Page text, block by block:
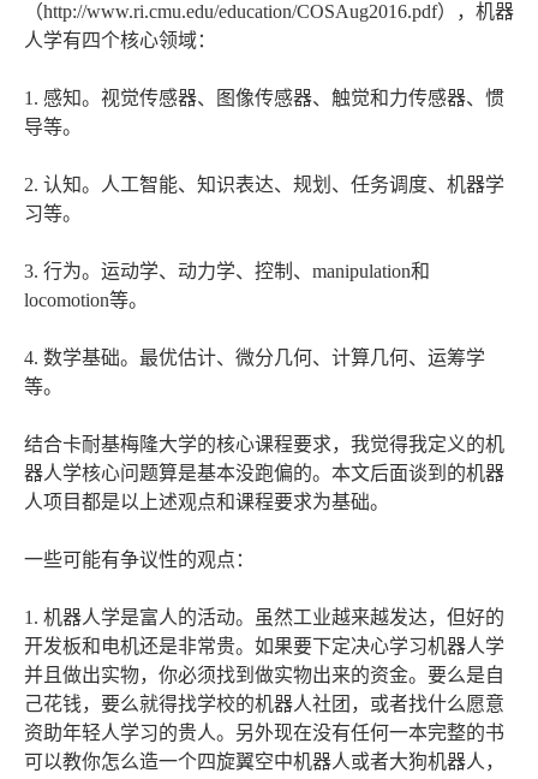
（http://www.ri.cmu.edu/education/COSAug2016.pdf），机器
人学有四个核心领域：
1. 感知。视觉传感器、图像传感器、触觉和力传感器、惯
导等。
2. 认知。人工智能、知识表达、规划、任务调度、机器学
习等。
3. 行为。运动学、动力学、控制、manipulation和
locomotion等。
4. 数学基础。最优估计、微分几何、计算几何、运筹学
等。
结合卡耐基梅隆大学的核心课程要求，我觉得我定义的机
器人学核心问题算是基本没跑偏的。本文后面谈到的机器
人项目都是以上述观点和课程要求为基础。
一些可能有争议性的观点：
1. 机器人学是富人的活动。虽然工业越来越发达，但好的
开发板和电机还是非常贵。如果要下定决心学习机器人学
并且做出实物，你必须找到做实物出来的资金。要么是自
己花钱，要么就得找学校的机器人社团，或者找什么愿意
资助年轻人学习的贵人。另外现在没有任何一本完整的书
可以教你怎么造一个四旋翼空中机器人或者大狗机器人，